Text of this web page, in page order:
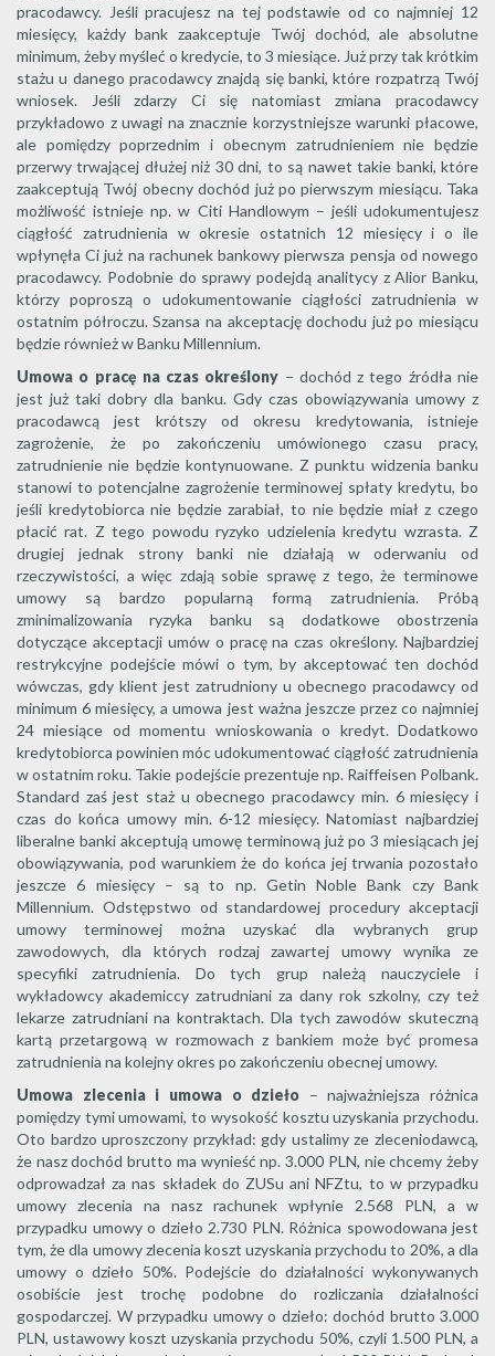
pracodawcy. Jeśli pracujesz na tej podstawie od co najmniej 12
miesięcy, każdy bank zaakceptuje Twój dochód, ale absolutne
minimum, żeby myśleć o kredycie, to 3 miesiące. Już przy tak krótkim
stażu u danego pracodawcy znajdą się banki, które rozpatrzą Twój
wniosek. Jeśli zdarzy Ci się natomiast zmiana pracodawcy
przykładowo z uwagi na znacznie korzystniejsze warunki płacowe,
ale pomiędzy poprzednim i obecnym zatrudnieniem nie będzie
przerwy trwającej dłużej niż 30 dni, to są nawet takie banki, które
zaakceptują Twój obecny dochód już po pierwszym miesiącu. Taka
możliwość istnieje np. w Citi Handlowym – jeśli udokumentujesz
ciągłość zatrudnienia w okresie ostatnich 12 miesięcy i o ile
wpłynęła Ci już na rachunek bankowy pierwsza pensja od nowego
pracodawcy. Podobnie do sprawy podejdą analitycy z Alior Banku,
którzy poproszą o udokumentowanie ciągłości zatrudnienia w
ostatnim półroczu. Szansa na akceptację dochodu już po miesiącu
będzie również w Banku Millennium.
Umowa o pracę na czas określony – dochód z tego źródła nie
jest już taki dobry dla banku. Gdy czas obowiązywania umowy z
pracodawcą jest krótszy od okresu kredytowania, istnieje
zagrożenie, że po zakończeniu umówionego czasu pracy,
zatrudnienie nie będzie kontynuowane. Z punktu widzenia banku
stanowi to potencjalne zagrożenie terminowej spłaty kredytu, bo
jeśli kredytobiorca nie będzie zarabiał, to nie będzie miał z czego
płacić rat. Z tego powodu ryzyko udzielenia kredytu wzrasta. Z
drugiej jednak strony banki nie działają w oderwaniu od
rzeczywistości, a więc zdają sobie sprawę z tego, że terminowe
umowy są bardzo popularną formą zatrudnienia. Próbą
zminimalizowania ryzyka banku są dodatkowe obostrzenia
dotyczące akceptacji umów o pracę na czas określony. Najbardziej
restrykcyjne podejście mówi o tym, by akceptować ten dochód
wówczas, gdy klient jest zatrudniony u obecnego pracodawcy od
minimum 6 miesięcy, a umowa jest ważna jeszcze przez co najmniej
24 miesiące od momentu wnioskowania o kredyt. Dodatkowo
kredytobiorca powinien móc udokumentować ciągłość zatrudnienia
w ostatnim roku. Takie podejście prezentuje np. Raiffeisen Polbank.
Standard zaś jest staż u obecnego pracodawcy min. 6 miesięcy i
czas do końca umowy min. 6-12 miesięcy. Natomiast najbardziej
liberalne banki akceptują umowę terminową już po 3 miesiącach jej
obowiązywania, pod warunkiem że do końca jej trwania pozostało
jeszcze 6 miesięcy – są to np. Getin Noble Bank czy Bank
Millennium. Odstępstwo od standardowej procedury akceptacji
umowy terminowej można uzyskać dla wybranych grup
zawodowych, dla których rodzaj zawartej umowy wynika ze
specyfiki zatrudnienia. Do tych grup należą nauczyciele i
wykładowcy akademiccy zatrudniani za dany rok szkolny, czy też
lekarze zatrudniani na kontraktach. Dla tych zawodów skuteczną
kartą przetargową w rozmowach z bankiem może być promesa
zatrudnienia na kolejny okres po zakończeniu obecnej umowy.
Umowa zlecenia i umowa o dzieło – najważniejsza różnica
pomiędzy tymi umowami, to wysokość kosztu uzyskania przychodu.
Oto bardzo uproszczony przykład: gdy ustalimy ze zleceniodawcą,
że nasz dochód brutto ma wynieść np. 3.000 PLN, nie chcemy żeby
odprowadzał za nas składek do ZUSu ani NFZtu, to w przypadku
umowy zlecenia na nasz rachunek wpłynie 2.568 PLN, a w
przypadku umowy o dzieło 2.730 PLN. Różnica spowodowana jest
tym, że dla umowy zlecenia koszt uzyskania przychodu to 20%, a dla
umowy o dzieło 50%. Podejście do działalności wykonywanych
osobiście jest trochę podobne do rozliczania działalności
gospodarczej. W przypadku umowy o dzieło: dochód brutto 3.000
PLN, ustawowy koszt uzyskania przychodu 50%, czyli 1.500 PLN, a